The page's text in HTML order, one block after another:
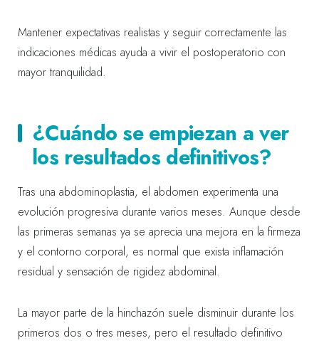
Mantener expectativas realistas y seguir correctamente las
indicaciones médicas ayuda a vivir el postoperatorio con
mayor tranquilidad.
¿Cuándo se empiezan a ver
los resultados definitivos?
Tras una abdominoplastia, el abdomen experimenta una
evolución progresiva durante varios meses. Aunque desde
las primeras semanas ya se aprecia una mejora en la firmeza
y el contorno corporal, es normal que exista inflamación
residual y sensación de rigidez abdominal.
La mayor parte de la hinchazón suele disminuir durante los
primeros dos o tres meses, pero el resultado definitivo